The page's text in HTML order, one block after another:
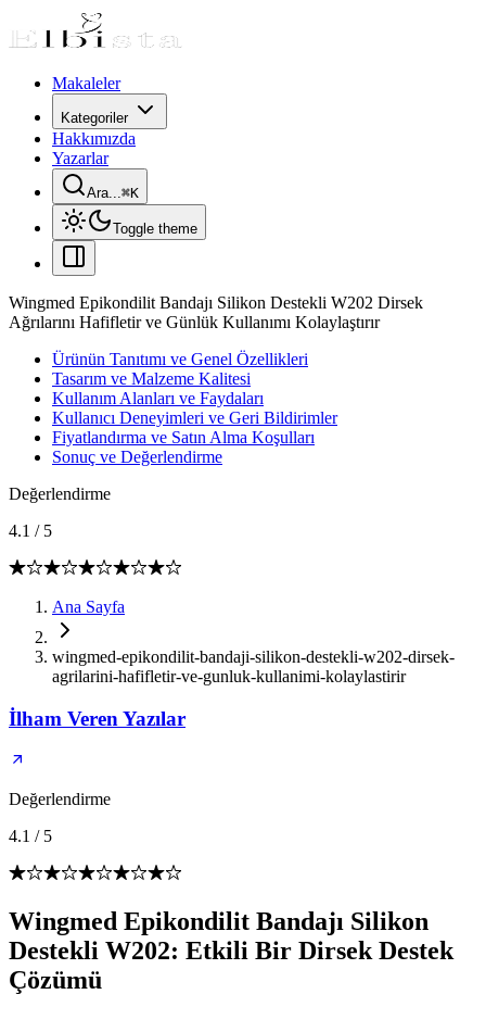
Makaleler
Kategoriler
Hakkımızda
Yazarlar
Ara...⌘K
Toggle theme
Wingmed Epikondilit Bandajı Silikon Destekli W202 Dirsek
Ağrılarını Hafifletir ve Günlük Kullanımı Kolaylaştırır
Ürünün Tanıtımı ve Genel Özellikleri
Tasarım ve Malzeme Kalitesi
Kullanım Alanları ve Faydaları
Kullanıcı Deneyimleri ve Geri Bildirimler
Fiyatlandırma ve Satın Alma Koşulları
Sonuç ve Değerlendirme
Değerlendirme
4.1 / 5
Ana Sayfa
wingmed-epikondilit-bandaji-silikon-destekli-w202-dirsek-
agrilarini-hafifletir-ve-gunluk-kullanimi-kolaylastirir
İlham Veren Yazılar
Değerlendirme
4.1 / 5
Wingmed Epikondilit Bandajı Silikon
Destekli W202: Etkili Bir Dirsek Destek
Çözümü